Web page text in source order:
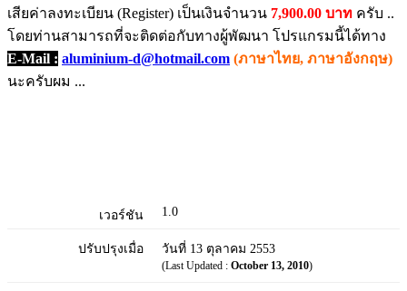
เสียค่าลงทะเบียน (Register) เป็นเงินจำนวน 7,900.00 บาท ครับ ..
โดยท่านสามารถที่จะติดต่อกับทางผู้พัฒนา โปรแกรมนี้ได้ทาง
E-Mail : aluminium-d@hotmail.com (ภาษาไทย, ภาษาอังกฤษ)
นะครับผม ...
เวอร์ชัน 1.0
ปรับปรุงเมื่อ วันที่ 13 ตุลาคม 2553
(Last Updated : October 13, 2010)